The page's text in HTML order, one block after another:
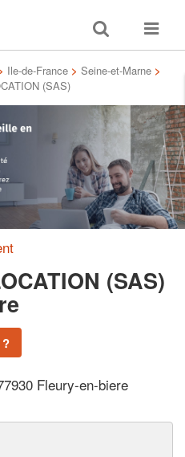
Toggle
search
Toggle
Ile-de-France > Seine-et-Marne >
(SAS)
(SAS)
Fleury-en-biere